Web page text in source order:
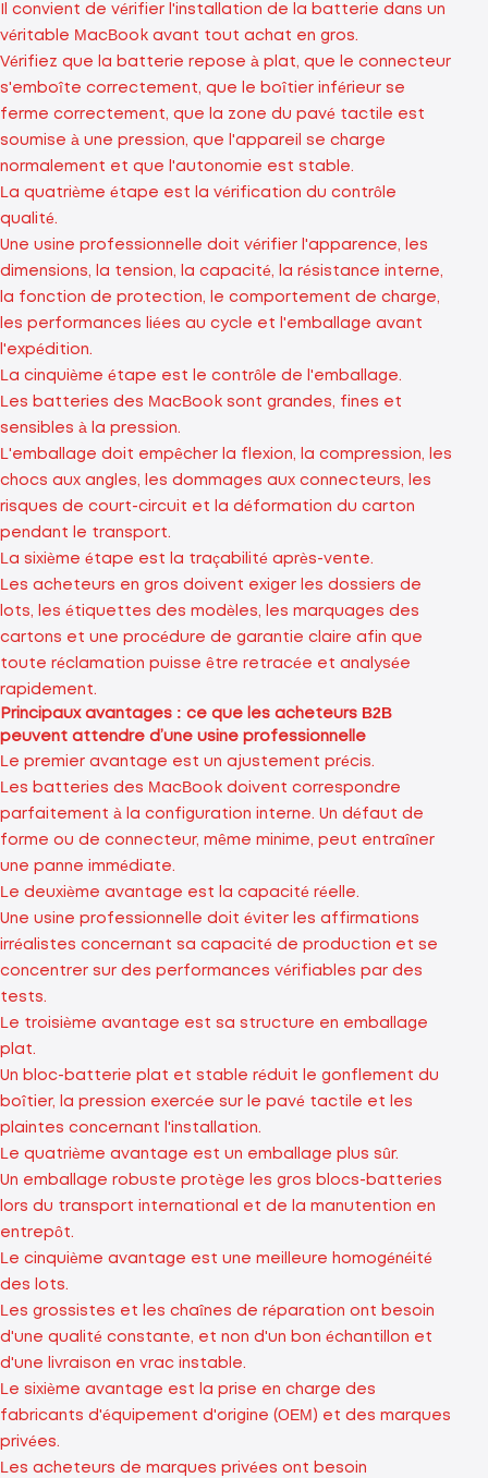
Il convient de vérifier l'installation de la batterie dans un
véritable MacBook avant tout achat en gros.
Vérifiez que la batterie repose à plat, que le connecteur
s'emboîte correctement, que le boîtier inférieur se
ferme correctement, que la zone du pavé tactile est
soumise à une pression, que l'appareil se charge
normalement et que l'autonomie est stable.
La quatrième étape est la vérification du contrôle
qualité.
Une usine professionnelle doit vérifier l'apparence, les
dimensions, la tension, la capacité, la résistance interne,
la fonction de protection, le comportement de charge,
les performances liées au cycle et l'emballage avant
l'expédition.
La cinquième étape est le contrôle de l'emballage.
Les batteries des MacBook sont grandes, fines et
sensibles à la pression.
L'emballage doit empêcher la flexion, la compression, les
chocs aux angles, les dommages aux connecteurs, les
risques de court-circuit et la déformation du carton
pendant le transport.
La sixième étape est la traçabilité après-vente.
Les acheteurs en gros doivent exiger les dossiers de
lots, les étiquettes des modèles, les marquages ​​des
cartons et une procédure de garantie claire afin que
toute réclamation puisse être retracée et analysée
rapidement.
Principaux avantages : ce que les acheteurs B2B
peuvent attendre d’une usine professionnelle
Le premier avantage est un ajustement précis.
Les batteries des MacBook doivent correspondre
parfaitement à la configuration interne. Un défaut de
forme ou de connecteur, même minime, peut entraîner
une panne immédiate.
Le deuxième avantage est la capacité réelle.
Une usine professionnelle doit éviter les affirmations
irréalistes concernant sa capacité de production et se
concentrer sur des performances vérifiables par des
tests.
Le troisième avantage est sa structure en emballage
plat.
Un bloc-batterie plat et stable réduit le gonflement du
boîtier, la pression exercée sur le pavé tactile et les
plaintes concernant l'installation.
Le quatrième avantage est un emballage plus sûr.
Un emballage robuste protège les gros blocs-batteries
lors du transport international et de la manutention en
entrepôt.
Le cinquième avantage est une meilleure homogénéité
des lots.
Les grossistes et les chaînes de réparation ont besoin
d'une qualité constante, et non d'un bon échantillon et
d'une livraison en vrac instable.
Le sixième avantage est la prise en charge des
fabricants d'équipement d'origine (OEM) et des marques
privées.
Les acheteurs de marques privées ont besoin